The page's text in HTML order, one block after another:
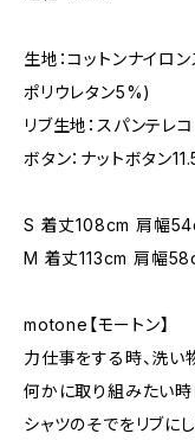
生地：コットンナイロ
ポリウレタン5%)
リブ生地：スパンテレ
ボタン：ナットボタン
S 着丈108cm 肩幅
M 着丈113cm 肩幅
motone【モートン】
力仕事をする時、洗い
何かに取り組みたい時
シャツのそでをリブに